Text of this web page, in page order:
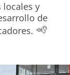
locales y
de